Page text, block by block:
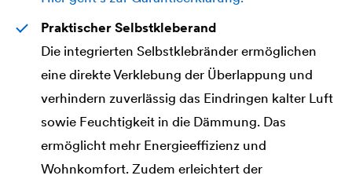
Praktischer Selbstkleberand
Die integrierten Selbstklebränder ermöglichen
eine direkte Verklebung der Überlappung und
verhindern zuverlässig das Eindringen kalter Luft
sowie Feuchtigkeit in die Dämmung. Das
ermöglicht mehr Energieeffizienz und
Wohnkomfort. Zudem erleichtert der